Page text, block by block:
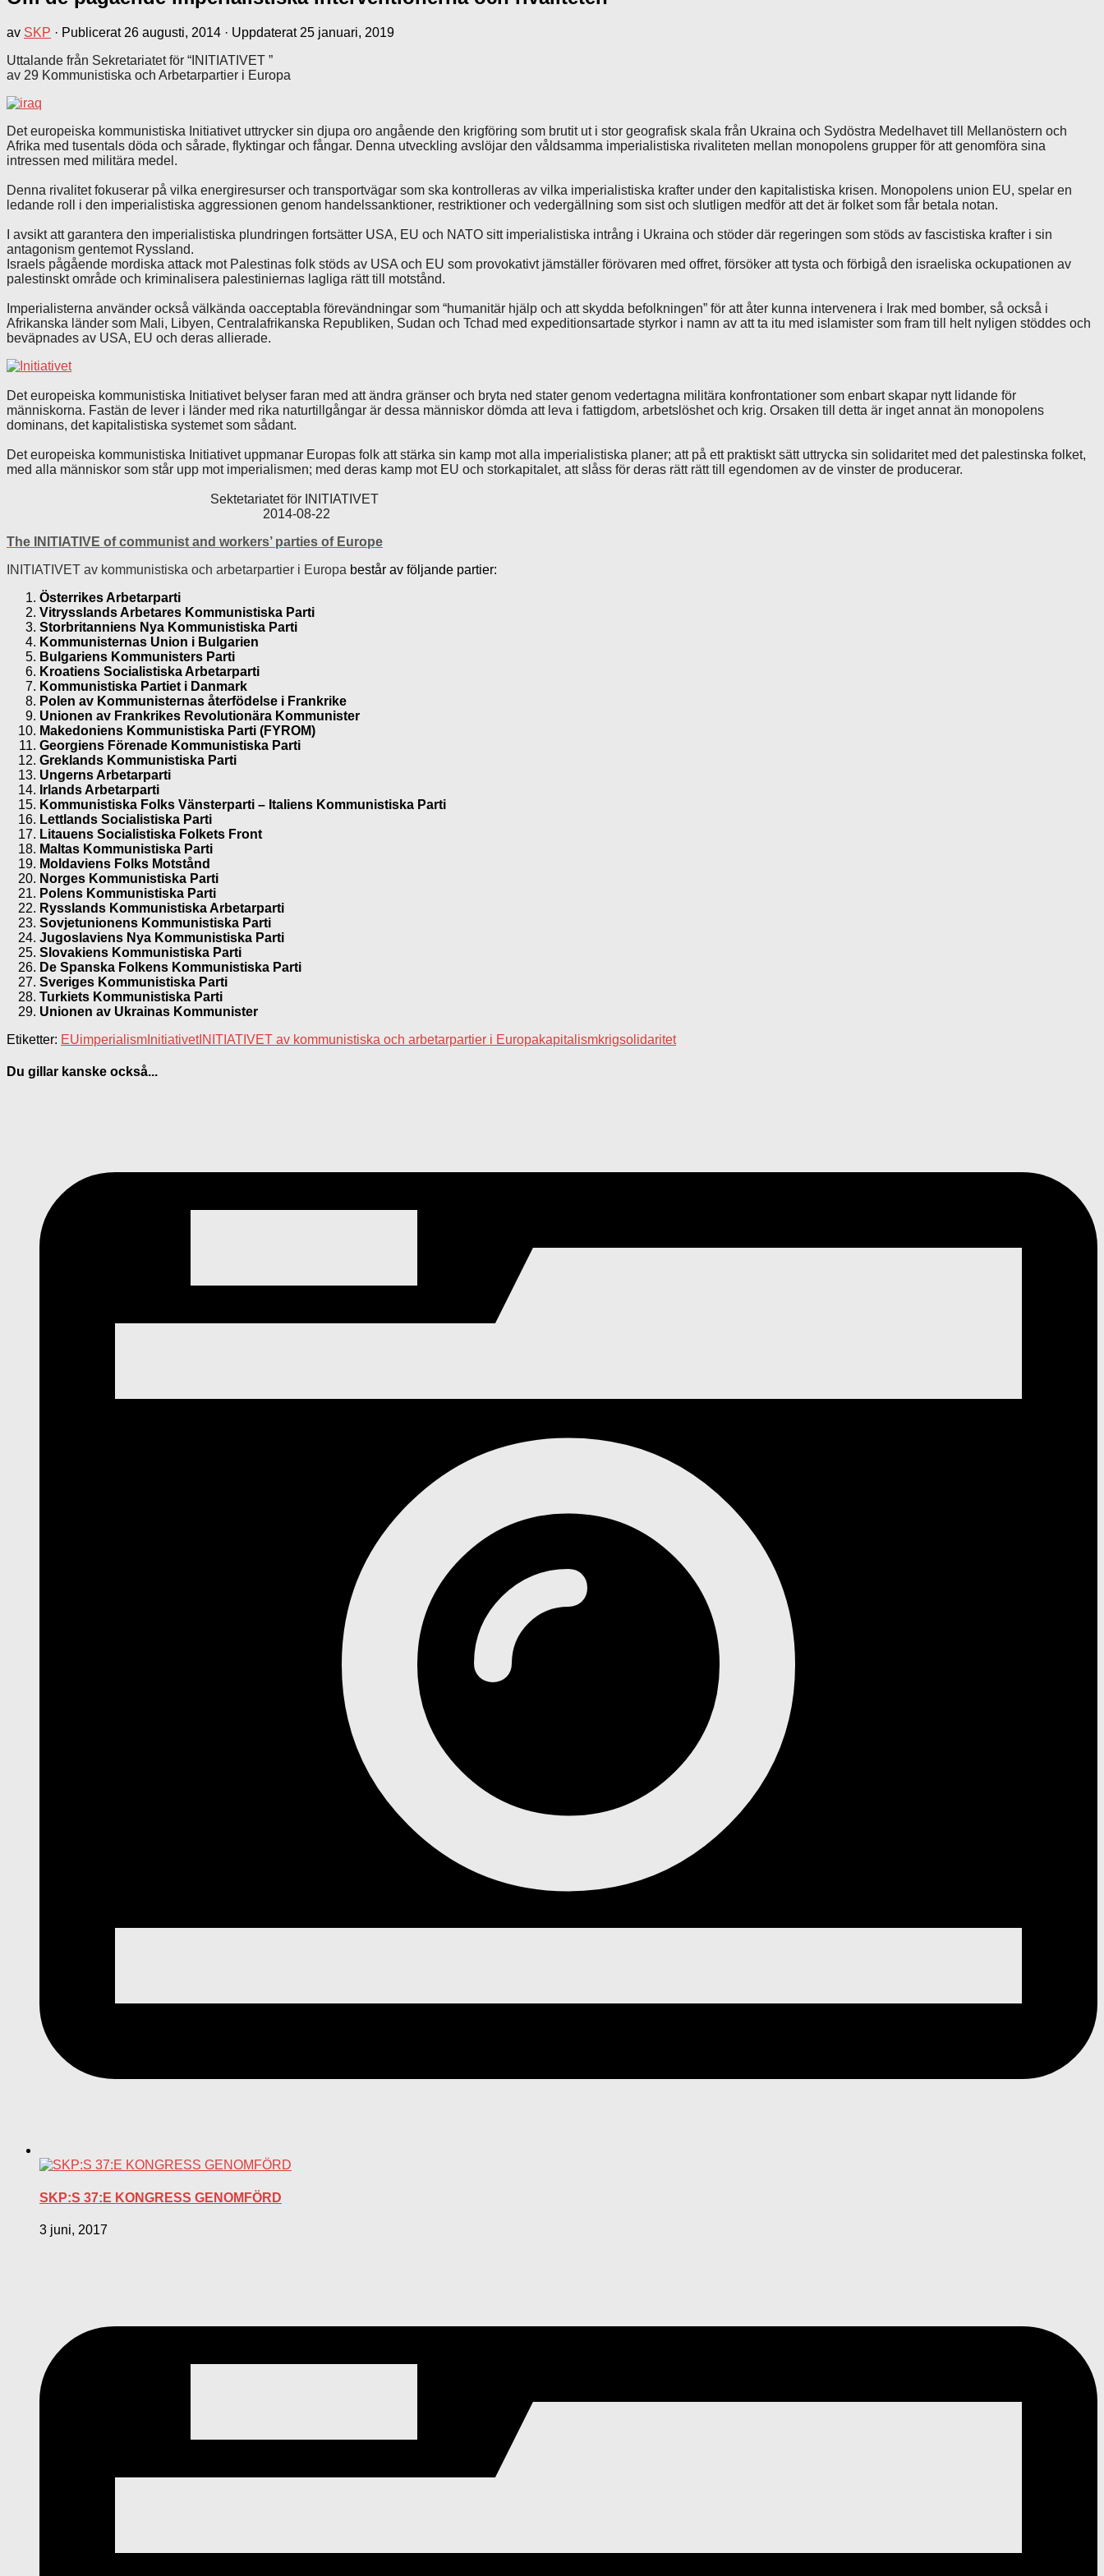
av SKP · Publicerat 26 augusti, 2014 · Uppdaterat 25 januari, 2019
Uttalande från Sekretariatet för “INITIATIVET ”
av 29 Kommunistiska och Arbetarpartier i Europa
Det europeiska kommunistiska Initiativet uttrycker sin djupa oro angående den krigföring som brutit ut i stor geografisk skala från Ukraina och Sydöstra Medelhavet till Mellanöstern och
Afrika med tusentals döda och sårade, flyktingar och fångar. Denna utveckling avslöjar den våldsamma imperialistiska rivaliteten mellan monopolens grupper för att genomföra sina
intressen med militära medel.
Denna rivalitet fokuserar på vilka energiresurser och transportvägar som ska kontrolleras av vilka imperialistiska krafter under den kapitalistiska krisen. Monopolens union EU, spelar en
ledande roll i den imperialistiska aggressionen genom handelssanktioner, restriktioner och vedergällning som sist och slutligen medför att det är folket som får betala notan.
I avsikt att garantera den imperialistiska plundringen fortsätter USA, EU och NATO sitt imperialistiska intrång i Ukraina och stöder där regeringen som stöds av fascistiska krafter i sin
antagonism gentemot Ryssland.
Israels pågående mordiska attack mot Palestinas folk stöds av USA och EU som provokativt jämställer förövaren med offret, försöker att tysta och förbigå den israeliska ockupationen av
palestinskt område och kriminalisera palestiniernas lagliga rätt till motstånd.
Imperialisterna använder också välkända oacceptabla förevändningar som “humanitär hjälp och att skydda befolkningen” för att åter kunna intervenera i Irak med bomber, så också i
Afrikanska länder som Mali, Libyen, Centralafrikanska Republiken, Sudan och Tchad med expeditionsartade styrkor i namn av att ta itu med islamister som fram till helt nyligen stöddes och
beväpnades av USA, EU och deras allierade.
Det europeiska kommunistiska Initiativet belyser faran med att ändra gränser och bryta ned stater genom vedertagna militära konfrontationer som enbart skapar nytt lidande för
människorna. Fastän de lever i länder med rika naturtillgångar är dessa människor dömda att leva i fattigdom, arbetslöshet och krig. Orsaken till detta är inget annat än monopolens
dominans, det kapitalistiska systemet som sådant.
Det europeiska kommunistiska Initiativet uppmanar Europas folk att stärka sin kamp mot alla imperialistiska planer; att på ett praktiskt sätt uttrycka sin solidaritet med det palestinska folket,
med alla människor som står upp mot imperialismen; med deras kamp mot EU och storkapitalet, att slåss för deras rätt rätt till egendomen av de vinster de producerar.
Sektetariatet för INITIATIVET
2014-08-22
The INITIATIVE of communist and workers’ parties of Europe
INITIATIVET av kommunistiska och arbetarpartier i Europa består av följande partier:
Österrikes Arbetarparti
Vitrysslands Arbetares Kommunistiska Parti
Storbritanniens Nya Kommunistiska Parti
Kommunisternas Union i Bulgarien
Bulgariens Kommunisters Parti
Kroatiens Socialistiska Arbetarparti
Kommunistiska Partiet i Danmark
Polen av Kommunisternas återfödelse i Frankrike
Unionen av Frankrikes Revolutionära Kommunister
Makedoniens Kommunistiska Parti (FYROM)
Georgiens Förenade Kommunistiska Parti
Greklands Kommunistiska Parti
Ungerns Arbetarparti
Irlands Arbetarparti
Kommunistiska Folks Vänsterparti – Italiens Kommunistiska Parti
Lettlands Socialistiska Parti
Litauens Socialistiska Folkets Front
Maltas Kommunistiska Parti
Moldaviens Folks Motstånd
Norges Kommunistiska Parti
Polens Kommunistiska Parti
Rysslands Kommunistiska Arbetarparti
Sovjetunionens Kommunistiska Parti
Jugoslaviens Nya Kommunistiska Parti
Slovakiens Kommunistiska Parti
De Spanska Folkens Kommunistiska Parti
Sveriges Kommunistiska Parti
Turkiets Kommunistiska Parti
Unionen av Ukrainas Kommunister
Etiketter: EUimperialism InitiativetINITIATIVET av kommunistiska och arbetarpartier i Europakapitalismkrigsolidaritet
Du gillar kanske också...
SKP:S 37:E KONGRESS GENOMFÖRD
3 juni, 2017